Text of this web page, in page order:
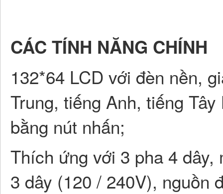
CÁC TÍNH NĂNG CHÍNH
132*64 LCD với đèn nền,
Trung, tiếng Anh, tiếng
bằng nút nhấn;
Thích ứng với 3 pha 4 dây,
3 dây (120 / 240V), nguồn